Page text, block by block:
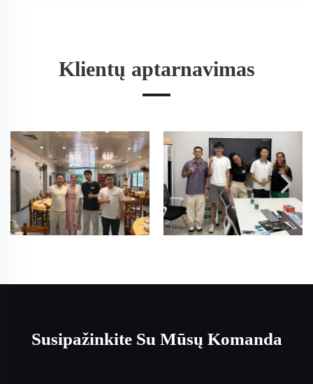
Klientų aptarnavimas
Susipažinkite Su Mūsų Komanda